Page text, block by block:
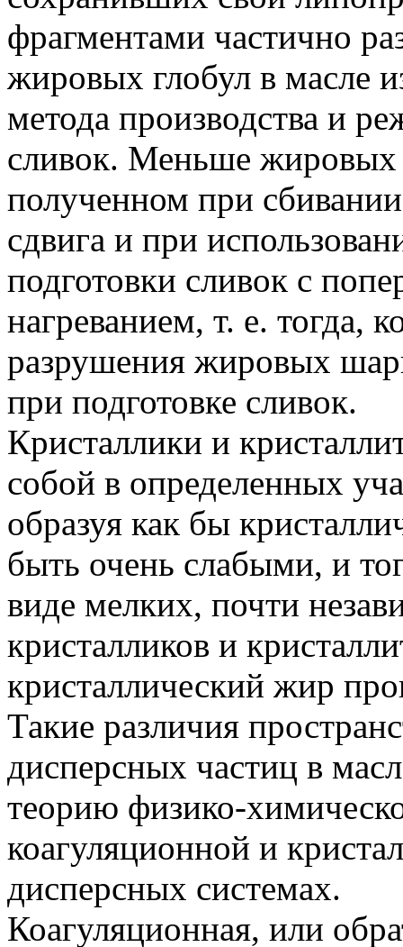
фрагментами частично
жировых глобул в масле
метода производства и
сливок. Меньше жировых
полученном при
сдвига и при
подготовки сливок с
нагреванием, т. е. тогда,
разрушения жировых
при подготовке сливок.
Кристаллики и
собой в определенных
образуя как бы
быть очень слабыми, и
виде мелких, почти
кристалликов и
кристаллический жир
Такие различия
дисперсных частиц в
теорию физико-
коагуляционной и
дисперсных системах.
Коагуляционная, или